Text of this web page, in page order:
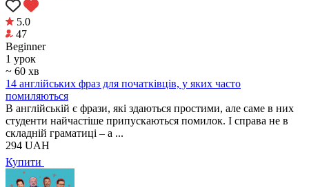
5.0
47
Beginner
1 урок
~ 60 хв
14 англійських фраз для початківців, у яких часто
помиляються
В англійській є фрази, які здаються простими, але саме в них
студенти найчастіше припускаються помилок. І справа не в
складній граматиці – а ...
294 UAH
Купити